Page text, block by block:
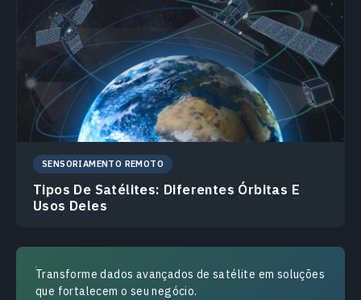
SENSORIAMENTO REMOTO
Tipos De Satélites: Diferentes Órbitas E
Usos Deles
Transforme dados avançados de satélite em soluções
que fortalecem o seu negócio.